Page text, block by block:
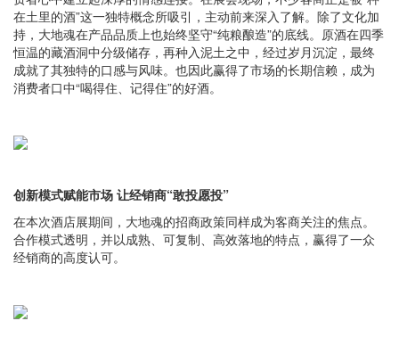
在土里的酒”这一独特概念所吸引，主动前来深入了解。除了文化加
持，大地魂在产品品质上也始终坚守“纯粮酿造”的底线。原酒在四季
恒温的藏酒洞中分级储存，再种入泥土之中，经过岁月沉淀，最终
成就了其独特的口感与风味。也因此赢得了市场的长期信赖，成为
消费者口中“喝得住、记得住”的好酒。
创新模式赋能市场 让经销商“敢投愿投”
在本次酒店展期间，大地魂的招商政策同样成为客商关注的焦点。
合作模式透明，并以成熟、可复制、高效落地的特点，赢得了一众
经销商的高度认可。